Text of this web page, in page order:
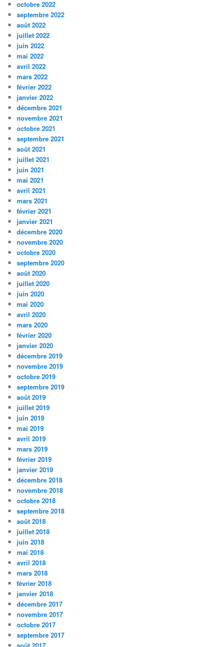
octobre 2022
septembre 2022
août 2022
juillet 2022
juin 2022
mai 2022
avril 2022
mars 2022
février 2022
janvier 2022
décembre 2021
novembre 2021
octobre 2021
septembre 2021
août 2021
juillet 2021
juin 2021
mai 2021
avril 2021
mars 2021
février 2021
janvier 2021
décembre 2020
novembre 2020
octobre 2020
septembre 2020
août 2020
juillet 2020
juin 2020
mai 2020
avril 2020
mars 2020
février 2020
janvier 2020
décembre 2019
novembre 2019
octobre 2019
septembre 2019
août 2019
juillet 2019
juin 2019
mai 2019
avril 2019
mars 2019
février 2019
janvier 2019
décembre 2018
novembre 2018
octobre 2018
septembre 2018
août 2018
juillet 2018
juin 2018
mai 2018
avril 2018
mars 2018
février 2018
janvier 2018
décembre 2017
novembre 2017
octobre 2017
septembre 2017
août 2017